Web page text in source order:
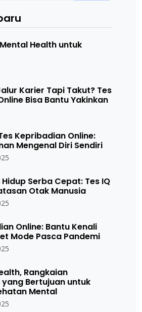
Health untuk
Karier Tapi Takut? Tes
Bisa Bantu Yakinkan
Kepribadian Online:
Mengenal Diri Sendiri
Serba Cepat: Tes IQ
Otak Manusia
Online: Bantu Kenali
Mode Pasca Pandemi
Rangkaian
Bertujuan untuk
Mental